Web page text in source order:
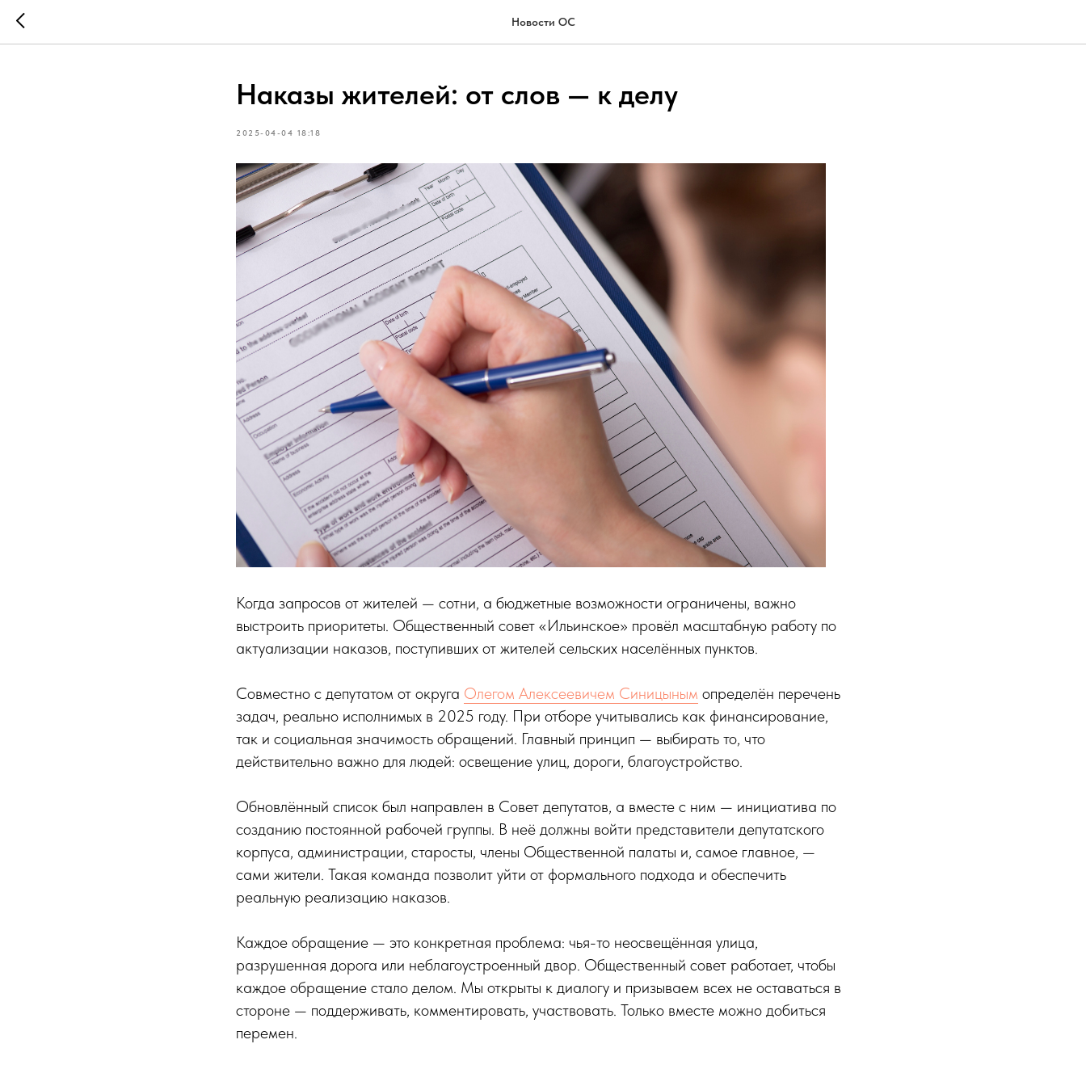
Новости ОС
Наказы жителей: от слов — к делу
2025-04-04 18:18
Когда запросов от жителей — сотни, а бюджетные возможности ограничены, важно
выстроить приоритеты. Общественный совет «Ильинское» провёл масштабную работу по
актуализации наказов, поступивших от жителей сельских населённых пунктов.
Совместно с депутатом от округа Олегом Алексеевичем Синицыным определён перечень
задач, реально исполнимых в 2025 году. При отборе учитывались как финансирование,
так и социальная значимость обращений. Главный принцип — выбирать то, что
действительно важно для людей: освещение улиц, дороги, благоустройство.
Обновлённый список был направлен в Совет депутатов, а вместе с ним — инициатива по
созданию постоянной рабочей группы. В неё должны войти представители депутатского
корпуса, администрации, старосты, члены Общественной палаты и, самое главное, —
сами жители. Такая команда позволит уйти от формального подхода и обеспечить
реальную реализацию наказов.
Каждое обращение — это конкретная проблема: чья-то неосвещённая улица,
разрушенная дорога или неблагоустроенный двор. Общественный совет работает, чтобы
каждое обращение стало делом. Мы открыты к диалогу и призываем всех не оставаться в
стороне — поддерживать, комментировать, участвовать. Только вместе можно добиться
перемен.